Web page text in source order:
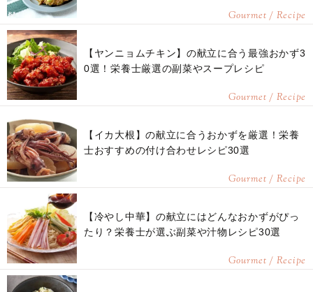
Gourmet / Recipe
【ヤンニョムチキン】の献立に合う最強おかず3
0選！栄養士厳選の副菜やスープレシピ
Gourmet / Recipe
【イカ大根】の献立に合うおかずを厳選！栄養
士おすすめの付け合わせレシピ30選
Gourmet / Recipe
【冷やし中華】の献立にはどんなおかずがぴっ
たり？栄養士が選ぶ副菜や汁物レシピ30選
Gourmet / Recipe